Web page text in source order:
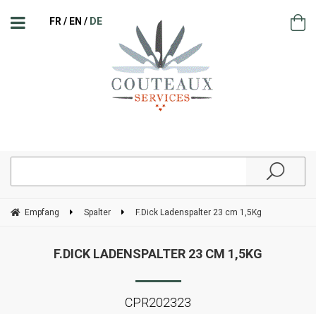
FR EN DE
Empfang Spalter F.Dick Ladenspalter 23 cm 1,5Kg
F.DICK LADENSPALTER 23 CM 1,5KG
CPR202323